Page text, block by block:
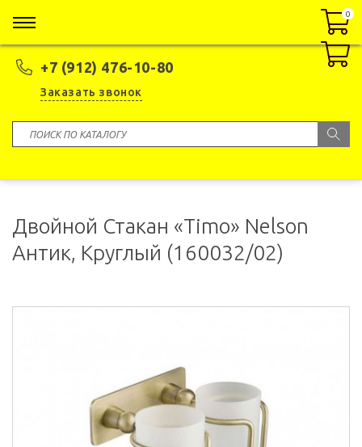
+7 (912) 476-10-80
Заказать звонок
0
0
Двойной Стакан «Timo» Nelson
Антик, Круглый (160032/02)